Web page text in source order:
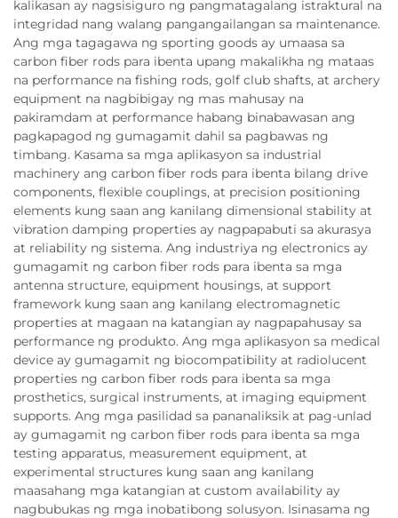
kalikasan ay nagsisiguro ng pangmatagalang istraktural na
integridad nang walang pangangailangan sa maintenance.
Ang mga tagagawa ng sporting goods ay umaasa sa
carbon fiber rods para ibenta upang makalikha ng mataas
na performance na fishing rods, golf club shafts, at archery
equipment na nagbibigay ng mas mahusay na
pakiramdam at performance habang binabawasan ang
pagkapagod ng gumagamit dahil sa pagbawas ng
timbang. Kasama sa mga aplikasyon sa industrial
machinery ang carbon fiber rods para ibenta bilang drive
components, flexible couplings, at precision positioning
elements kung saan ang kanilang dimensional stability at
vibration damping properties ay nagpapabuti sa akurasya
at reliability ng sistema. Ang industriya ng electronics ay
gumagamit ng carbon fiber rods para ibenta sa mga
antenna structure, equipment housings, at support
framework kung saan ang kanilang electromagnetic
properties at magaan na katangian ay nagpapahusay sa
performance ng produkto. Ang mga aplikasyon sa medical
device ay gumagamit ng biocompatibility at radiolucent
properties ng carbon fiber rods para ibenta sa mga
prosthetics, surgical instruments, at imaging equipment
supports. Ang mga pasilidad sa pananaliksik at pag-unlad
ay gumagamit ng carbon fiber rods para ibenta sa mga
testing apparatus, measurement equipment, at
experimental structures kung saan ang kanilang
maasahang mga katangian at custom availability ay
nagbubukas ng mga inobatibong solusyon. Isinasama ng